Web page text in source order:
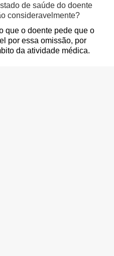
de saúde do doente
consideravelmente?
que o doente pede que o
por essa omissão, por
da atividade médica.